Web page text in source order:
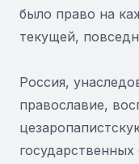
было право на
текущей,
Россия,
православие,